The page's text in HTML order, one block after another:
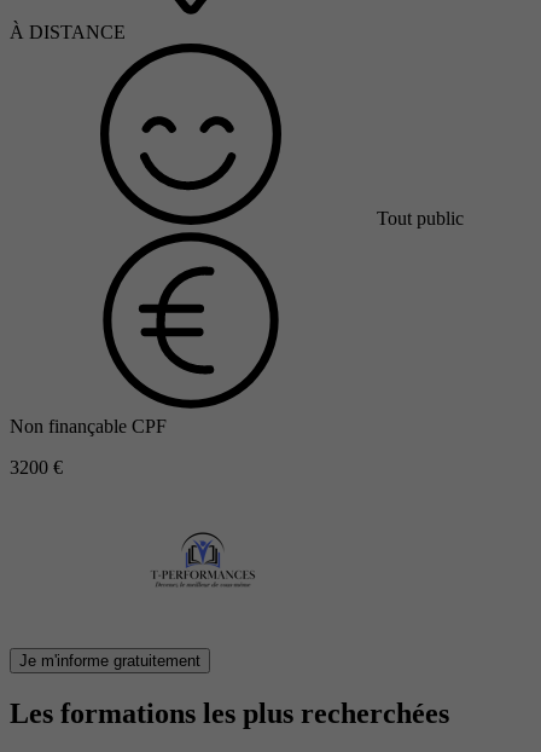
À DISTANCE
Tout public
Non finançable CPF
3200 €
Je m'informe gratuitement
Les formations les plus recherchées